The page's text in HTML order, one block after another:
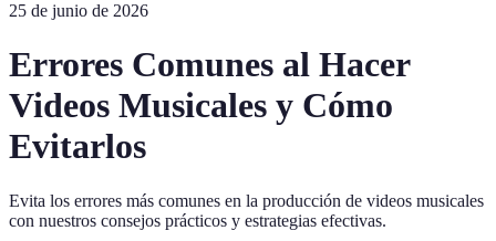
25 de junio de 2026
Errores Comunes al Hacer
Videos Musicales y Cómo
Evitarlos
Evita los errores más comunes en la producción de videos musicales
con nuestros consejos prácticos y estrategias efectivas.